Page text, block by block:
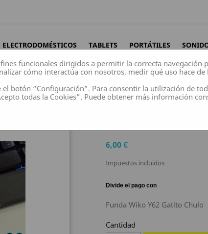
ELECTRODOMÉSTICOS TABLETS PORTÁTILES
6,00 €
Impuestos incluidos
Funda Wiko Y62 Gatito Chulo
Cantidad
funcionales dirigidos a permitir la correcta navegación
cómo interactúa con nosotros, medir qué uso hace
botón “Configuración”. Para consentir la utilización de
todas la Cookies”. Puede obtener más información